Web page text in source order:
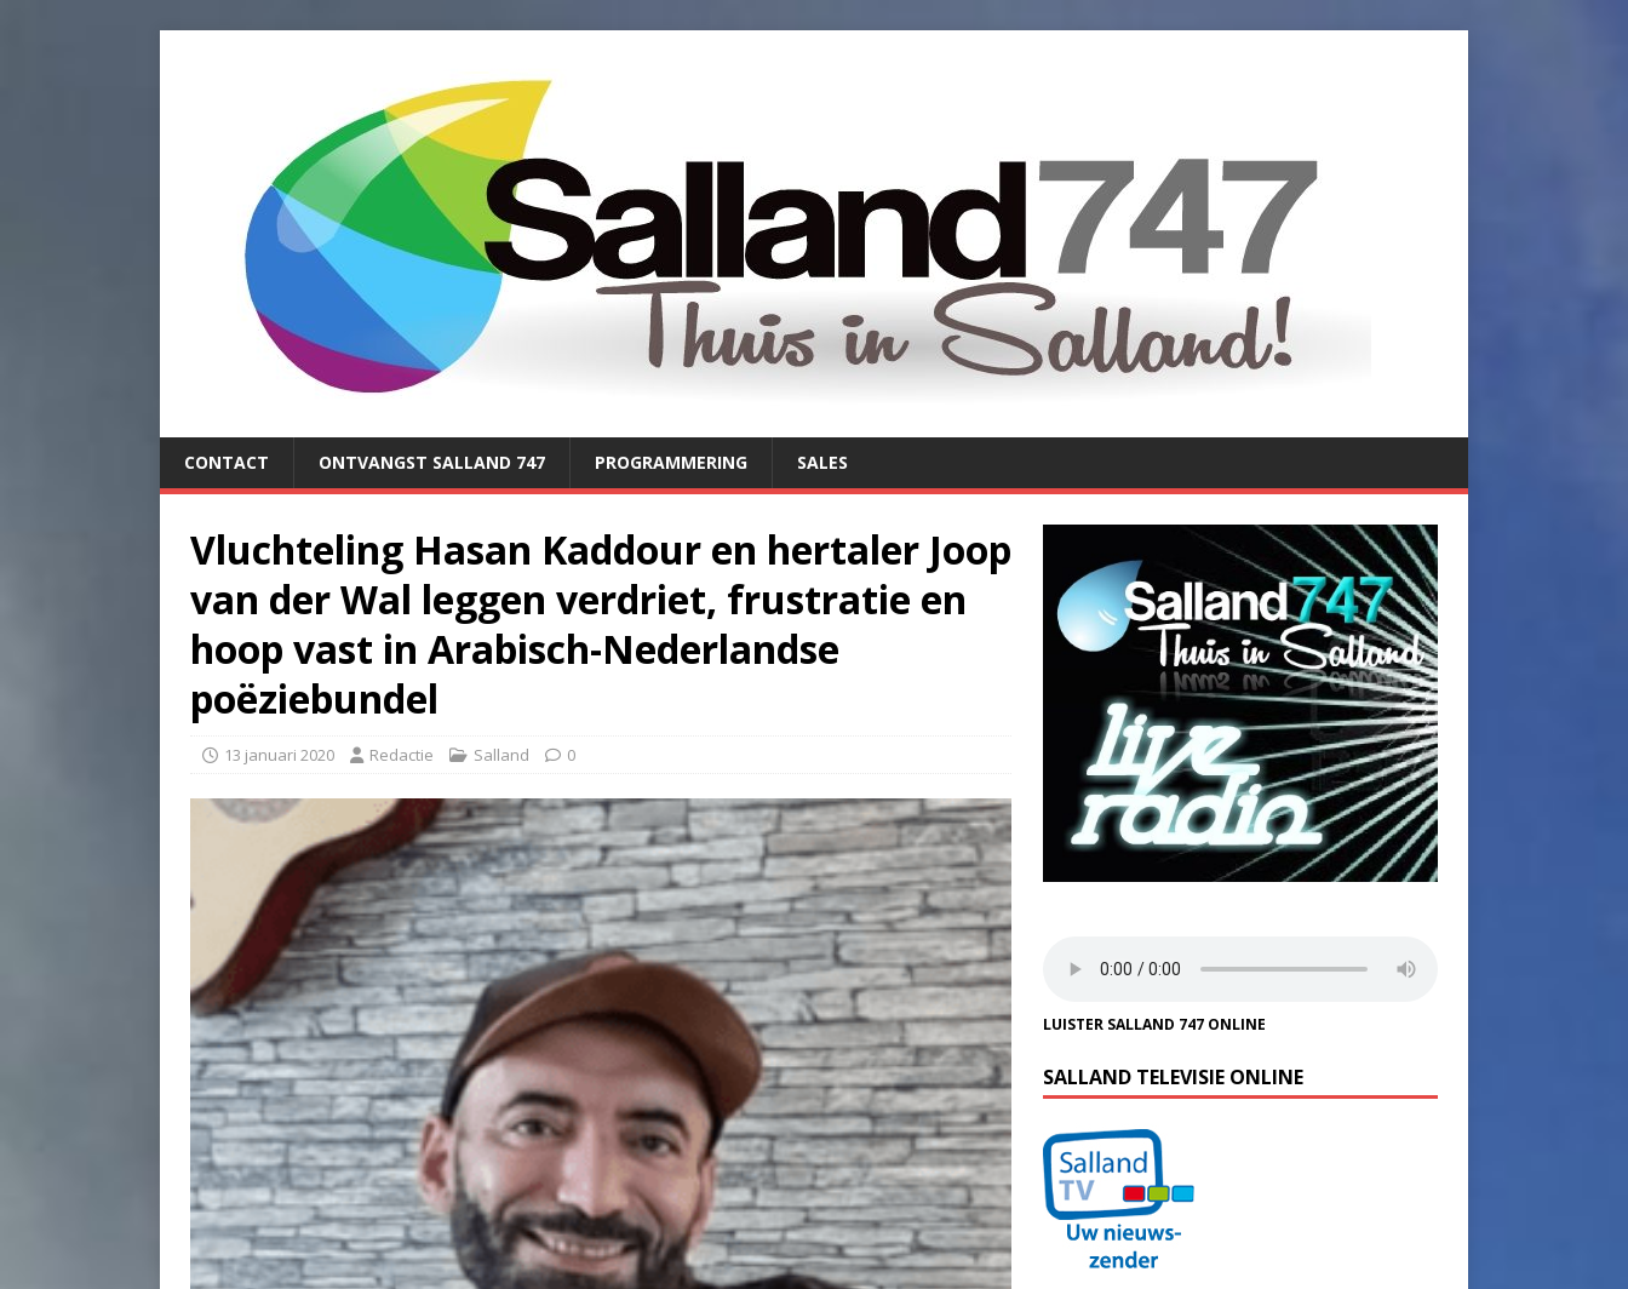
CONTACT ONTVANGST SALLAND 747 PROGRAMMERING SALES
Vluchteling Hasan Kaddour en hertaler Joop
van der Wal leggen verdriet, frustratie en
hoop vast in Arabisch-Nederlandse
poëziebundel
13 januari 2020 Redactie Salland 0
LUISTER SALLAND 747 ONLINE
SALLAND TELEVISIE ONLINE